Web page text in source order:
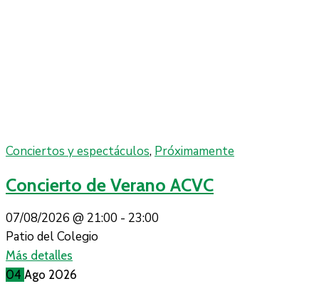
Conciertos y espectáculos, Próximamente
Concierto de Verano ACVC
07/08/2026 @ 21:00 - 23:00
Patio del Colegio
Más detalles
04 Ago 2026